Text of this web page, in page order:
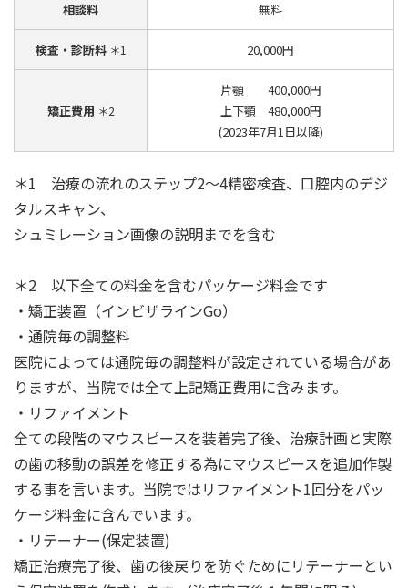
相談料 無料
検査・診断料 ＊1 20,000円
矯正費用 ＊2
片顎 400,000円
上下顎 480,000円
(2023年7月1日以降)
＊1 治療の流れのステップ2～4精密検査、口腔内のデジ
タルスキャン、
シュミレーション画像の説明までを含む
＊2 以下全ての料金を含むパッケージ料金です
・矯正装置（インビザラインGo）
・通院毎の調整料
医院によっては通院毎の調整料が設定されている場合があ
りますが、当院では全て上記矯正費用に含みます。
・リファイメント
全ての段階のマウスピースを装着完了後、治療計画と実際
の歯の移動の誤差を修正する為にマウスピースを追加作製
する事を言います。当院ではリファイメント1回分をパッ
ケージ料金に含んでいます。
・リテーナー(保定装置)
矯正治療完了後、歯の後戻りを防ぐためにリテーナーとい